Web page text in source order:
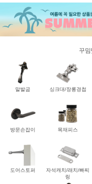
꾸밈
말발굽 싱크대/장롱경첩
방문손잡이 목재피스
도어스토퍼
자석캐치/래치/빠찌
링